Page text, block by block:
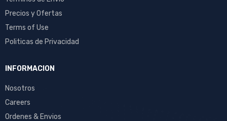
Precios y Ofertas
Terms of Use
Politicas de Privacidad
INFORMACION
Nosotros
Careers
Ordenes & Envios